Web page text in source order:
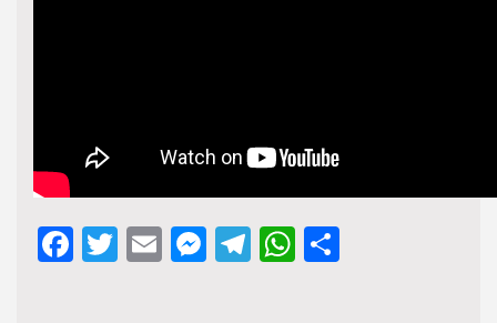
Facebook
Twitter
EmailMessenger
Telegram
WhatsApp